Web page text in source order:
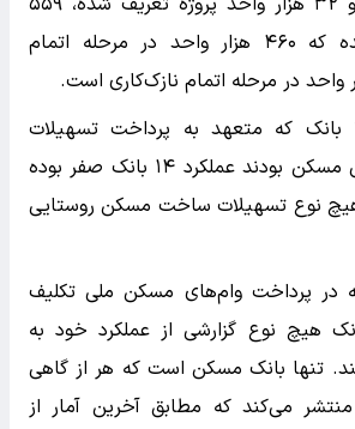
هزار واحد آغاز شده که ۴۶۰ هزار واحد در مرحله اتمام
با این حال از ۲۶ بانک که متعهد به پرداخت تسهیلات
مشارکت نهضت ملی مسکن بودند عملکرد ۱۴ بانک صفر بوده
نیز هیچ نوع تسهیلات ساخت مسکن روستایی
بانکی که در پرداخت وام‌های مسکن ملی تکلیف
دارند ۲۵ بانک هیچ نوع گزارشی از عملکرد خود به
تنها بانک مسکن است که هر از گاهی
می‌کند که مطابق آخرین آمار از